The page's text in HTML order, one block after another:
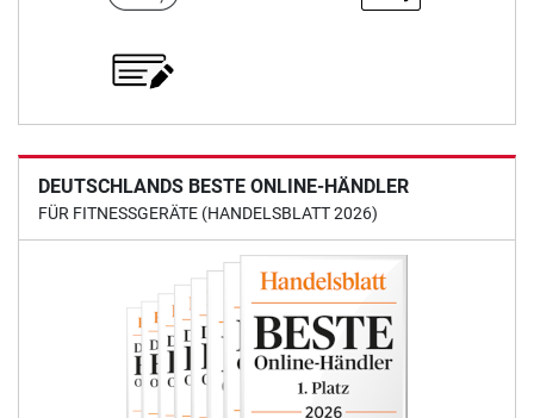
DEUTSCHLANDS BESTE ONLINE-HÄNDLER
FÜR FITNESSGERÄTE (HANDELSBLATT 2026)